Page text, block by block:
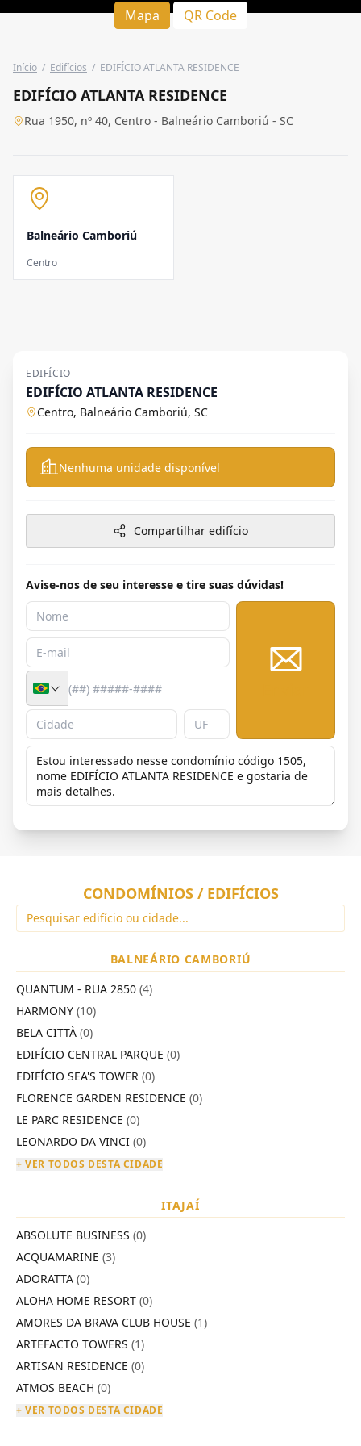
Mapa QR Code
Início / Edifícios / EDIFÍCIO ATLANTA RESIDENCE
EDIFÍCIO ATLANTA RESIDENCE
Rua 1950, nº 40, Centro - Balneário Camboriú - SC
Balneário Camboriú
Centro
EDIFÍCIO
EDIFÍCIO ATLANTA RESIDENCE
Centro, Balneário Camboriú, SC
Nenhuma unidade disponível
Compartilhar edifício
Avise-nos de seu interesse e tire suas dúvidas!
CONDOMÍNIOS / EDIFÍCIOS
BALNEÁRIO CAMBORIÚ
QUANTUM - RUA 2850 (4)
HARMONY (10)
BELA CITTÀ (0)
EDIFÍCIO CENTRAL PARQUE (0)
EDIFÍCIO SEA'S TOWER (0)
FLORENCE GARDEN RESIDENCE (0)
LE PARC RESIDENCE (0)
LEONARDO DA VINCI (0)
+ VER TODOS DESTA CIDADE
ITAJAÍ
ABSOLUTE BUSINESS (0)
ACQUAMARINE (3)
ADORATTA (0)
ALOHA HOME RESORT (0)
AMORES DA BRAVA CLUB HOUSE (1)
ARTEFACTO TOWERS (1)
ARTISAN RESIDENCE (0)
ATMOS BEACH (0)
+ VER TODOS DESTA CIDADE